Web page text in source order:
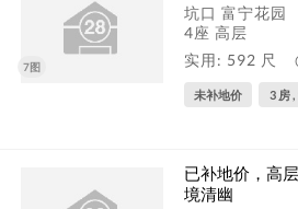
7图
坑口 富宁花园
4座 高层
实用: 592 尺
未补地价 3 房 ,
已补地价，高
境清幽